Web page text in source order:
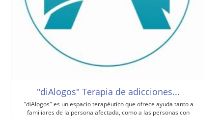
"diAlogos" Terapia de adicciones...
"diAlogos" es un espacio terapéutico que ofrece ayuda tanto a
familiares de la persona afectada, como a las personas con